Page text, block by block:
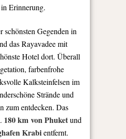
Erinnerung.
schönsten Gegenden in
das Rayavadee mit
Hotel dort. Überall
farbenfrohe
Kalksteinfelsen im
Strände und
zum entdecken. Das
180 km von Phuketund
Krabientfernt.